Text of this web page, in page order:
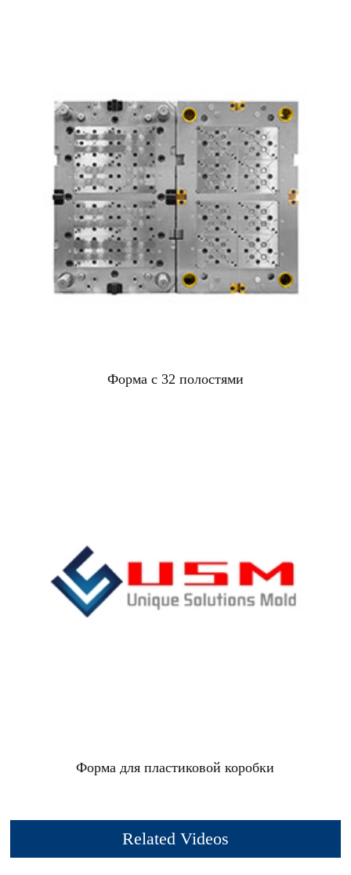
Форма с 32 полостями
Форма для пластиковой коробки
Related Videos